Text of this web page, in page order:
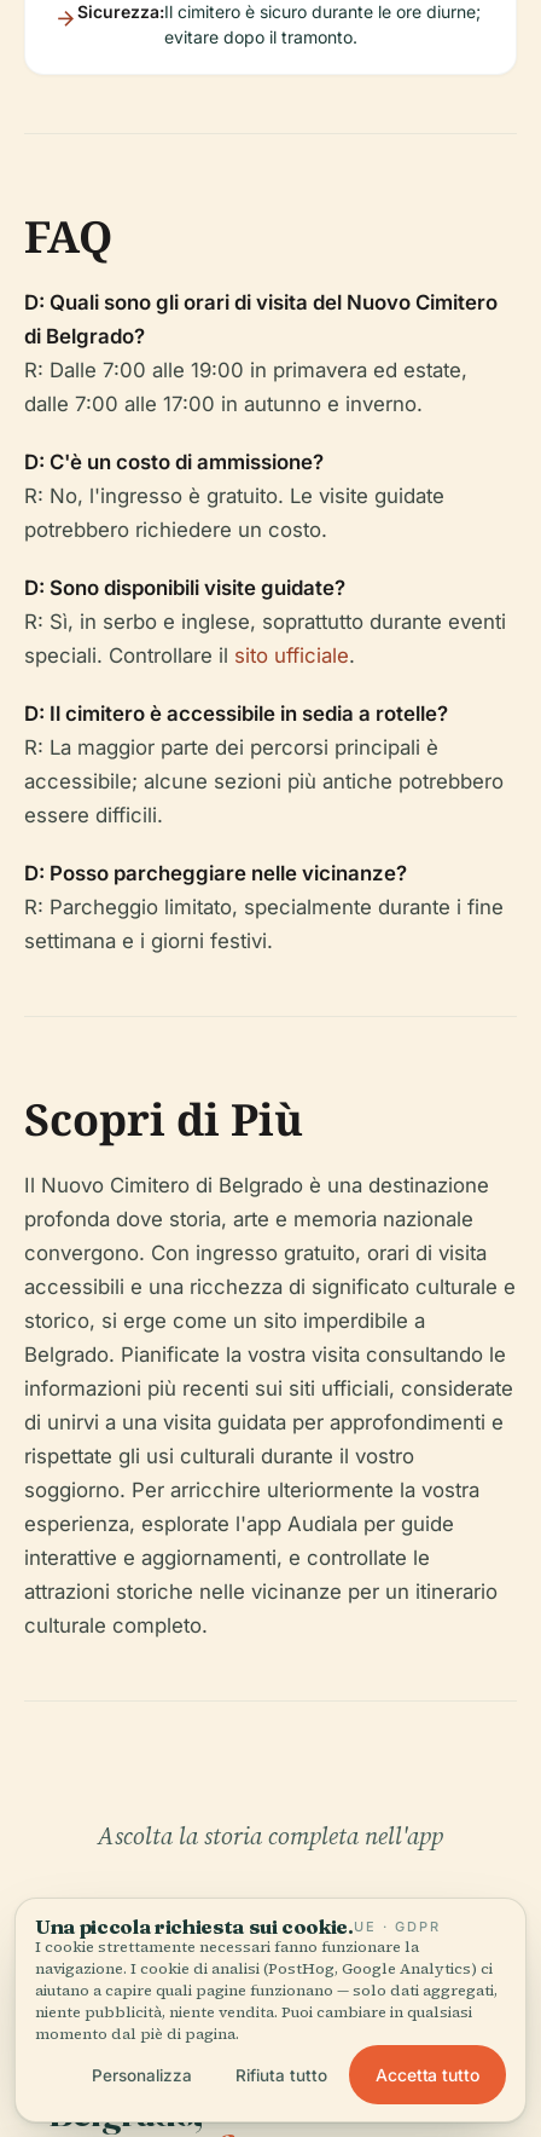
Sicurezza:Il cimitero è sicuro durante le ore diurne;
evitare dopo il tramonto.
FAQ
D: Quali sono gli orari di visita del Nuovo Cimitero
di Belgrado?
R: Dalle 7:00 alle 19:00 in primavera ed estate,
dalle 7:00 alle 17:00 in autunno e inverno.
D: C'è un costo di ammissione?
R: No, l'ingresso è gratuito. Le visite guidate
potrebbero richiedere un costo.
D: Sono disponibili visite guidate?
R: Sì, in serbo e inglese, soprattutto durante eventi
speciali. Controllare il sito ufficiale.
D: Il cimitero è accessibile in sedia a rotelle?
R: La maggior parte dei percorsi principali è
accessibile; alcune sezioni più antiche potrebbero
essere difficili.
D: Posso parcheggiare nelle vicinanze?
R: Parcheggio limitato, specialmente durante i fine
settimana e i giorni festivi.
Scopri di Più
Il Nuovo Cimitero di Belgrado è una destinazione
profonda dove storia, arte e memoria nazionale
convergono. Con ingresso gratuito, orari di visita
accessibili e una ricchezza di significato culturale e
storico, si erge come un sito imperdibile a
Belgrado. Pianificate la vostra visita consultando le
informazioni più recenti sui siti ufficiali, considerate
di unirvi a una visita guidata per approfondimenti e
rispettate gli usi culturali durante il vostro
soggiorno. Per arricchire ulteriormente la vostra
esperienza, esplorate l'app Audiala per guide
interattive e aggiornamenti, e controllate le
attrazioni storiche nelle vicinanze per un itinerario
culturale completo.
Ascolta la storia completa nell'app
IL TUO CURATORE PERSONALE
Tutta Nuovo Cimitero di
Belgrado,
Una piccola richiesta sui cookie.UE · GDPR
I cookie strettamente necessari fanno funzionare la
navigazione. I cookie di analisi (PostHog, Google Analytics) ci
aiutano a capire quali pagine funzionano — solo dati aggregati,
niente pubblicità, niente vendita. Puoi cambiare in qualsiasi
momento dal piè di pagina.
Personalizza Rifiuta tutto Accetta tutto